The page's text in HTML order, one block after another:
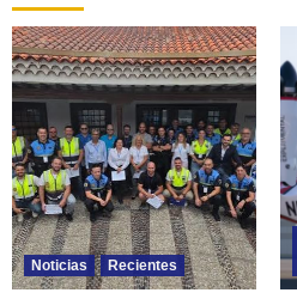
Noticias Recientes